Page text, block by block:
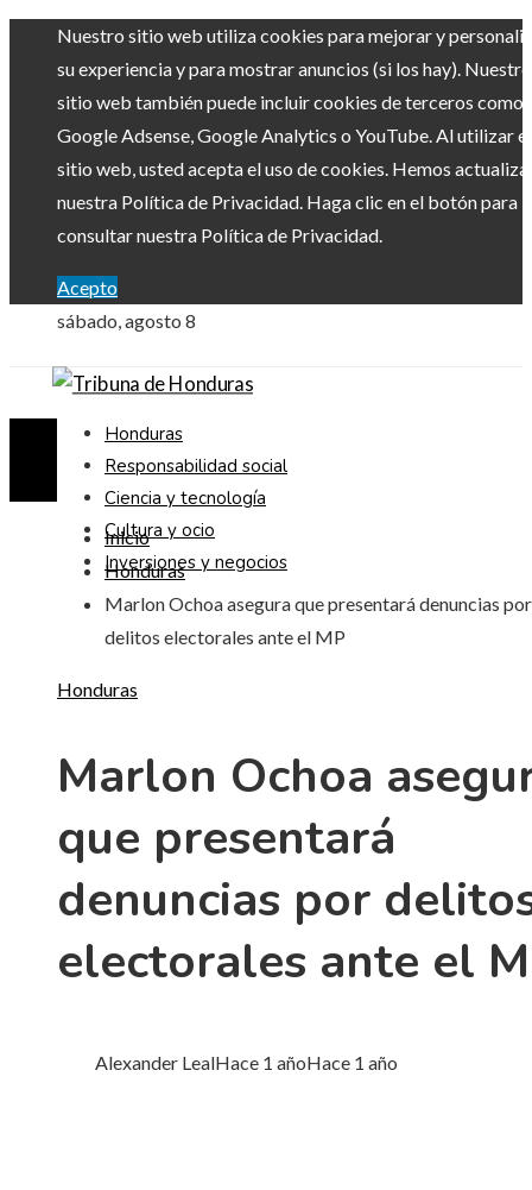
Nuestro sitio web utiliza cookies para mejorar y
su experiencia y para mostrar anuncios (si los hay). Nuestro
sitio web también puede incluir cookies de terceros como
Google Adsense, Google Analytics o YouTube. Al utilizar el
sitio web, usted acepta el uso de cookies. Hemos
nuestra Política de Privacidad. Haga clic en el botón para
consultar nuestra Política de Privacidad.
Acepto
sábado, agosto 8
Honduras
Responsabilidad social
Ciencia y tecnología
Cultura y ocio
Inversiones y negocios
Inicio
Honduras
Marlon Ochoa asegura que presentará denuncias por
delitos electorales ante el MP
Honduras
Marlon Ochoa
que presentará
denuncias por
electorales ante el
Alexander LealHace 1 añoHace 1 año